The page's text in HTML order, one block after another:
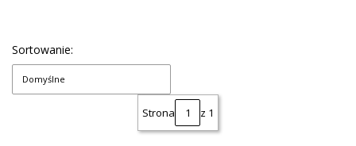
Sortowanie:
Domyślne
Strona z 1